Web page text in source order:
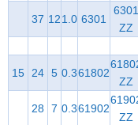
37 121.0 6301
6301
ZZ
15 24 5 0.361802
ZZ
28 7 0.361902
ZZ